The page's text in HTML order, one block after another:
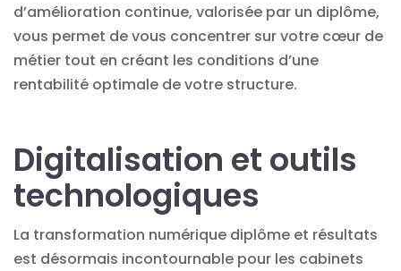
d’amélioration continue, valorisée par un diplôme,
vous permet de vous concentrer sur votre cœur de
métier tout en créant les conditions d’une
rentabilité optimale de votre structure.
Digitalisation et outils
technologiques
La transformation numérique diplôme et résultats
est désormais incontournable pour les cabinets